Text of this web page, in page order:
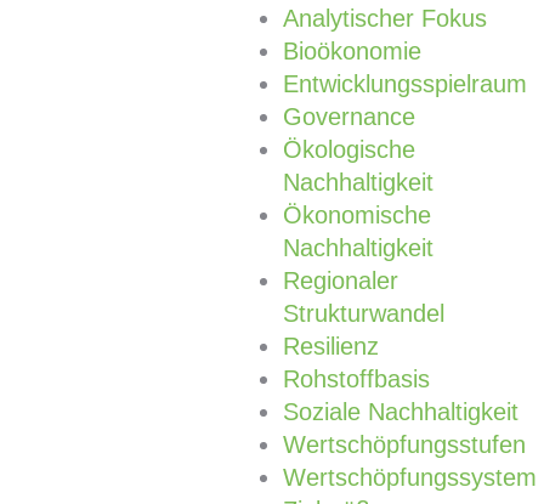
Analytischer Fokus
Bioökonomie
Entwicklungsspielraum
Governance
Ökologische
Nachhaltigkeit
Ökonomische
Nachhaltigkeit
Regionaler
Strukturwandel
Resilienz
Rohstoffbasis
Soziale Nachhaltigkeit
Wertschöpfungsstufen
Wertschöpfungssystem